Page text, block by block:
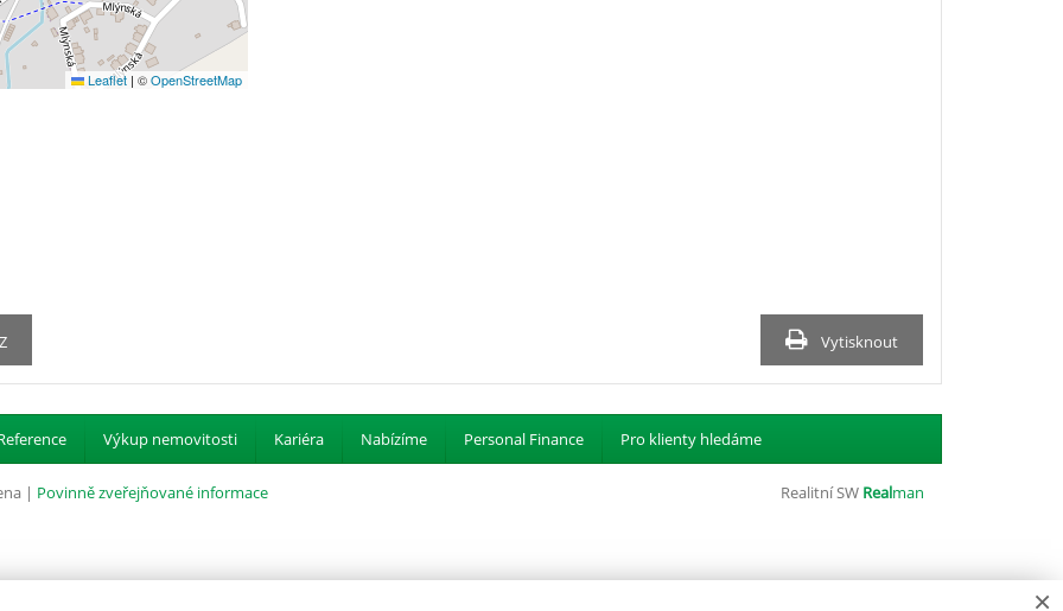
Leaflet | ©OpenStreetMap
Vytisknout
Výkup nemovitosti Kariéra Nabízíme Personal Finance Pro klienty hledáme
| Povinně zveřejňované informace Realitní SW Realman
×